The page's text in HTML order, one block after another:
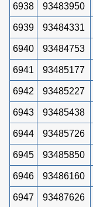
6938 93483950
6939 93484331
6940 93484753
6941 93485177
6942 93485227
6943 93485438
6944 93485726
6945 93485850
6946 93486160
6947 93487626